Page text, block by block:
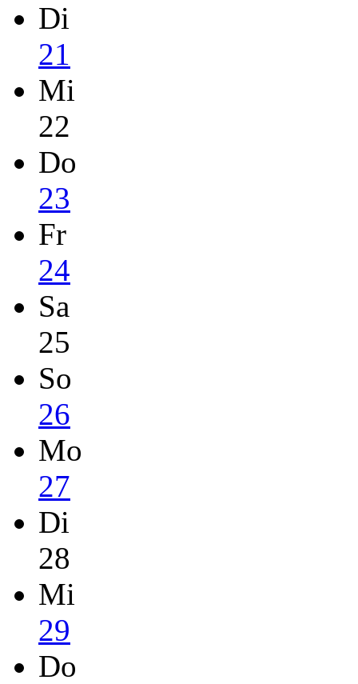
Di
21
Mi
22
Do
23
Fr
24
Sa
25
So
26
Mo
27
Di
28
Mi
29
Do